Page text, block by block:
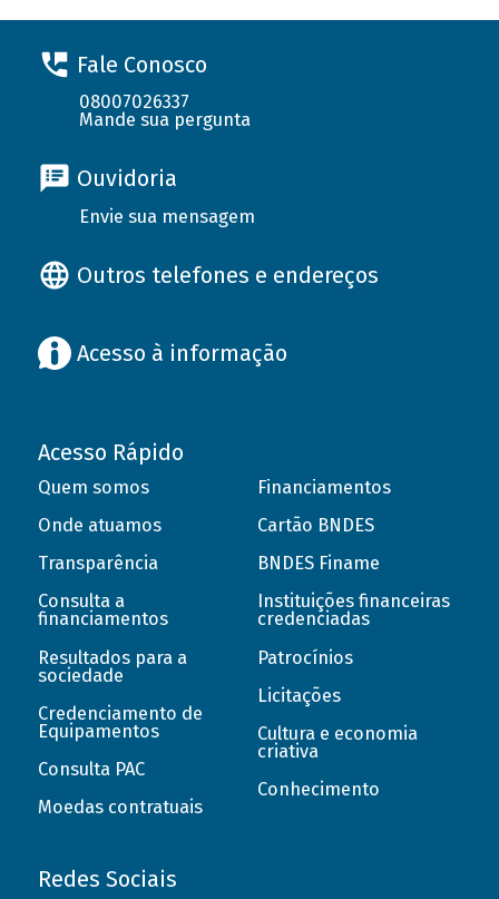
Fale Conosco
08007026337
Mande sua pergunta
Ouvidoria
Envie sua mensagem
Outros telefones e endereços
Acesso à informação
Acesso Rápido
Quem somos
Onde atuamos
Transparência
Consulta a
financiamentos
Resultados para a
sociedade
Credenciamento de
Equipamentos
Consulta PAC
Moedas contratuais
Financiamentos
Cartão BNDES
BNDES Finame
Instituições financeiras
credenciadas
Patrocínios
Licitações
Cultura e economia
criativa
Conhecimento
Redes Sociais